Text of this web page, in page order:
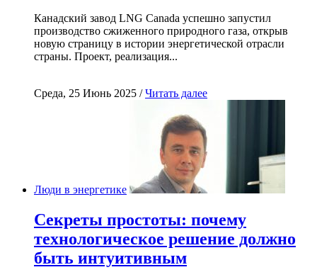
Канадский завод LNG Canada успешно запустил
производство сжиженного природного газа, открыв
новую страницу в истории энергетической отрасли
страны. Проект, реализация...
Среда, 25 Июнь 2025 /Читать далее
Люди в энергетике
Секреты простоты: почему
технологическое решение должно
быть интуитивным